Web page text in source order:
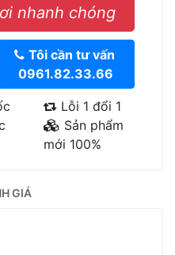
nhanh chóng
Tôi cần tư vấn
0961.82.33.66
Lỗi 1 đổi 1
Sản phẩm
mới 100%
GIÁ